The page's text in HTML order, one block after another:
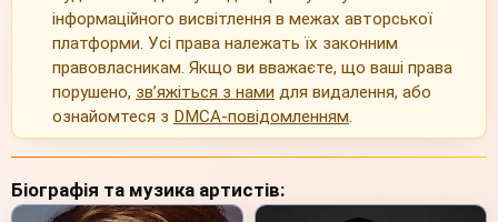
інформаційного висвітлення в межах авторської
платформи. Усі права належать їх законним
правовласникам. Якщо ви вважаєте, що ваші права
порушено, зв’яжіться з нами для видалення, або
ознайомтеся з DMCA-повідомленням.
Біографія та музика артистів: